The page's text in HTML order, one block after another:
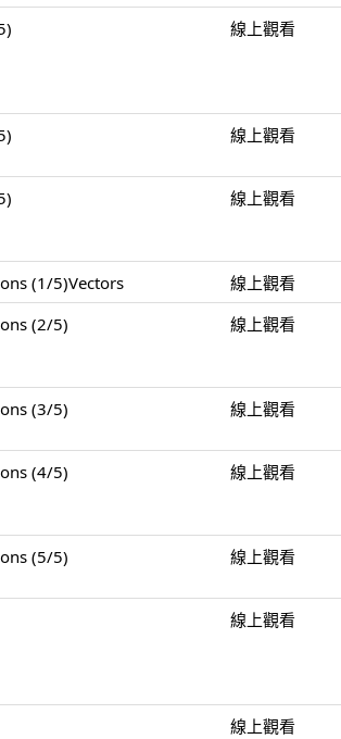
線上觀看
線上觀看
線上觀看
(1/5)Vectors
線上觀看
(2/5)
線上觀看
(3/5)
線上觀看
(4/5)
線上觀看
(5/5)
線上觀看
線上觀看
線上觀看